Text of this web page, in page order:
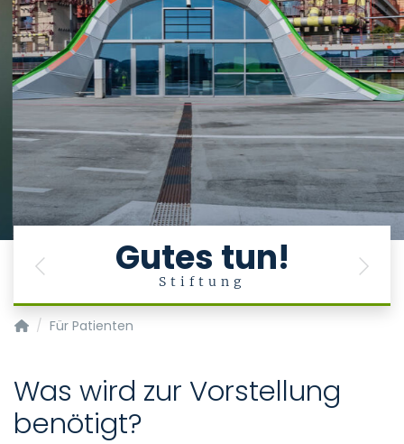
Gutes tun!
Stiftung
Previous Next
NeuroMuskuläres Zentrum AACHEN
Für Patienten
Was wird zur Vorstellung
benötigt?